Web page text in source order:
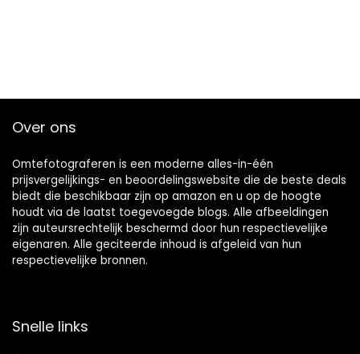
Over ons
Omtefotograferen is een moderne alles-in-één
prijsvergelijkings- en beoordelingswebsite die de beste deals
biedt die beschikbaar zijn op amazon en u op de hoogte
houdt via de laatst toegevoegde blogs. Alle afbeeldingen
zijn auteursrechtelijk beschermd door hun respectievelijke
eigenaren. Alle geciteerde inhoud is afgeleid van hun
respectievelijke bronnen.
Snelle links